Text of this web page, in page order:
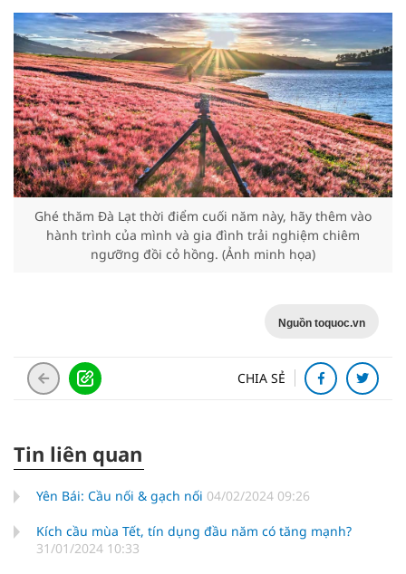
Ghé thăm Đà Lạt thời điểm cuối năm này, hãy thêm vào
hành trình của mình và gia đình trải nghiệm chiêm
ngưỡng đồi cỏ hồng. (Ảnh minh họa)
Nguồn toquoc.vn
CHIA SẺ
Tin liên quan
Yên Bái: Cầu nối & gạch nối 04/02/2024 09:26
Kích cầu mùa Tết, tín dụng đầu năm có tăng mạnh?
31/01/2024 10:33